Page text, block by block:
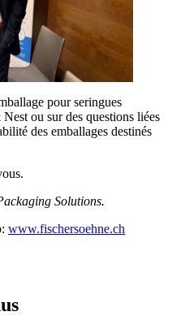
pour seringues
ou sur des questions liées
des emballages destinés
Solutions.
www.fischersoehne.ch